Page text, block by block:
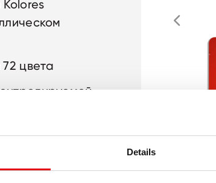
Details
цвета
что
(FSC-